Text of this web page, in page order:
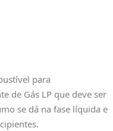
para
de Gás LP que deve ser
se dá na fase líquida e